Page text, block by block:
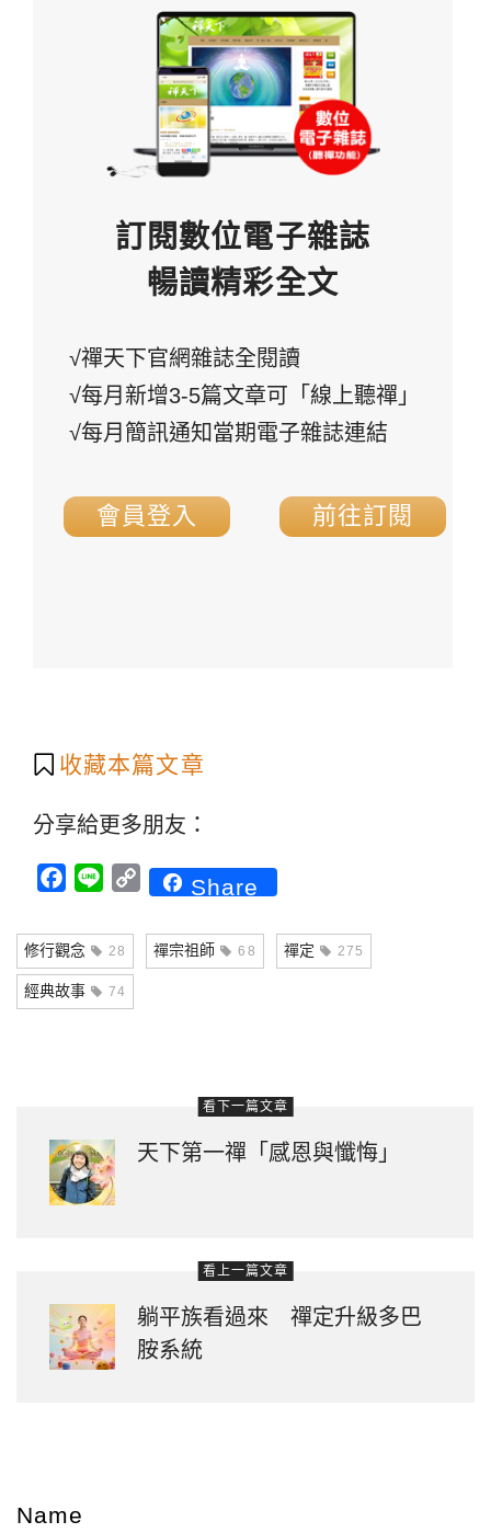
訂閱數位電子雜誌
暢讀精彩全文
√禪天下官網雜誌全閱讀
√每月新增3-5篇文章可「線上聽禪」
√每月簡訊通知當期電子雜誌連結
會員登入 前往訂閱
收藏本篇文章
分享給更多朋友：
Facebook
Line CopyShare
修行觀念 28 禪宗祖師 68 禪定 275
經典故事 74
看下一篇文章
天下第一禪「感恩與懺悔」
看上一篇文章
躺平族看過來 禪定升級多巴
胺系統
Name